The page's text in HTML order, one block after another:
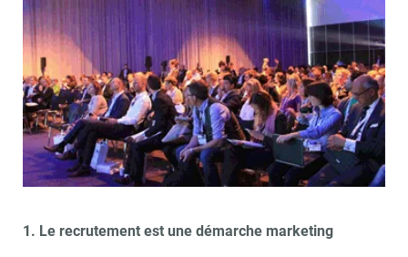
1. Le recrutement est une démarche marketing